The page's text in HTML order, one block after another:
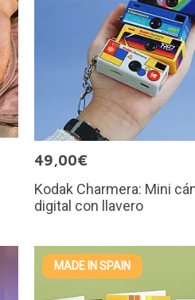
49,00€
Kodak Charmera: Mini
digital con llavero
MADE IN SPAIN